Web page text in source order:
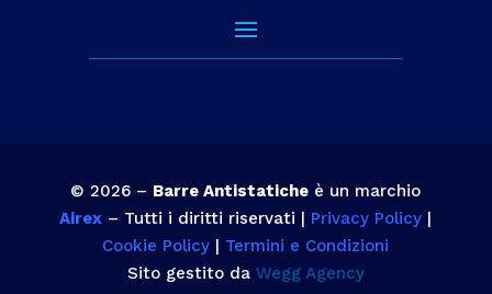
© 2026 – Barre Antistatiche è un marchio
Airex – Tutti i diritti riservati | Privacy Policy
Cookie Policy
Termini e Condizioni
Sito gestito da Wegg Agency